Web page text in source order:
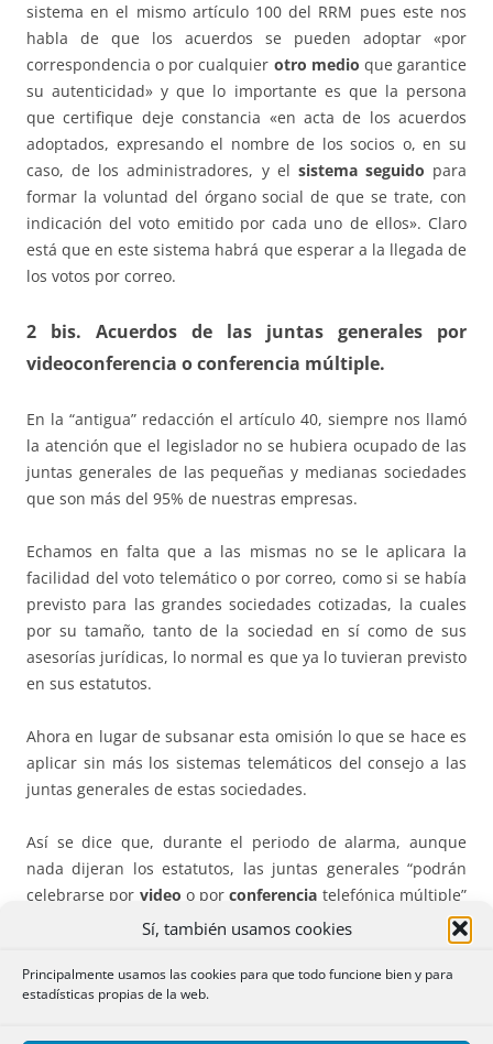
Sí, también usamos cookies
Principalmente usamos las cookies para que todo funcione bien y para
estadísticas propias de la web.
sistema en el mismo artículo 100 del RRM pues este nos
habla de que los acuerdos se pueden adoptar «por
correspondencia o por cualquier otro medio que garantice
su autenticidad» y que lo importante es que la persona
que certifique deje constancia «en acta de los acuerdos
adoptados, expresando el nombre de los socios o, en su
caso, de los administradores, y el sistema seguido para
formar la voluntad del órgano social de que se trate, con
indicación del voto emitido por cada uno de ellos». Claro
está que en este sistema habrá que esperar a la llegada de
los votos por correo.
2 bis. Acuerdos de las juntas generales por
videoconferencia o conferencia múltiple.
En la “antigua” redacción el artículo 40, siempre nos llamó
la atención que el legislador no se hubiera ocupado de las
juntas generales de las pequeñas y medianas sociedades
que son más del 95% de nuestras empresas.
Echamos en falta que a las mismas no se le aplicara la
facilidad del voto telemático o por correo, como si se había
previsto para las grandes sociedades cotizadas, la cuales
por su tamaño, tanto de la sociedad en sí como de sus
asesorías jurídicas, lo normal es que ya lo tuvieran previsto
en sus estatutos.
Ahora en lugar de subsanar esta omisión lo que se hace es
aplicar sin más los sistemas telemáticos del consejo a las
juntas generales de estas sociedades.
Así se dice que, durante el periodo de alarma, aunque
nada dijeran los estatutos, las juntas generales “podrán
celebrarse por video o porconferencia telefónica múltiple”
con los mismos requisitos que las sesiones del consejo.
Nos parece bien la medida, siempre va ser una facilidad
para las sociedades de pocos socios y en las cuales todos